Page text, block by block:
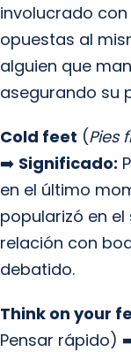
involucrado
opuestas al
alguien que
asegurando su
Cold feet (Pies
➡️ Significado:
en el último
popularizó en el
relación con
debatido.
Think on your
Pensar rápido)